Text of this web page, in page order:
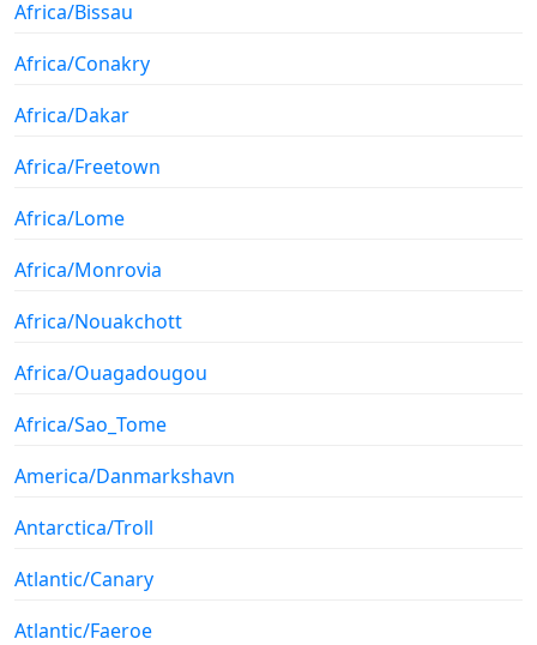
Africa/Bissau
Africa/Conakry
Africa/Dakar
Africa/Freetown
Africa/Lome
Africa/Monrovia
Africa/Nouakchott
Africa/Ouagadougou
Africa/Sao_Tome
America/Danmarkshavn
Antarctica/Troll
Atlantic/Canary
Atlantic/Faeroe